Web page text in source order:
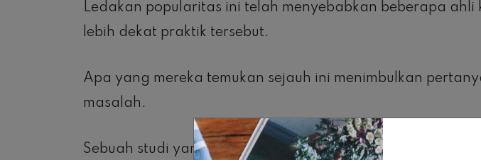
Ledakan popularitas ini telah menyebabkan beberapa ahli
lebih dekat praktik tersebut.
Apa yang mereka temukan sejauh ini menimbulkan
masalah.
Sebuah studi yang diterbitkan tahun ini menemukan